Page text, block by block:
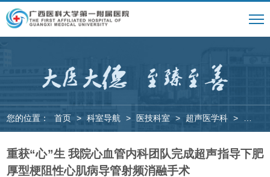
您的位置： 首页 > 科室导航 > 医技科室 > 超声医学科 >
重获“心”生 我院心血管内科团队完成超声指导下肥
厚型梗阻性心肌病导管射频消融手术